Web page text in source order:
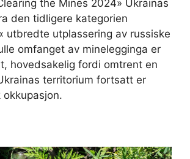
the Mines 2024» Ukrainas
den tidligere kategorien
utbredte utplassering av russiske
omfanget av minelegginga er
hovedsakelig fordi omtrent en
territorium fortsatt er
okkupasjon.